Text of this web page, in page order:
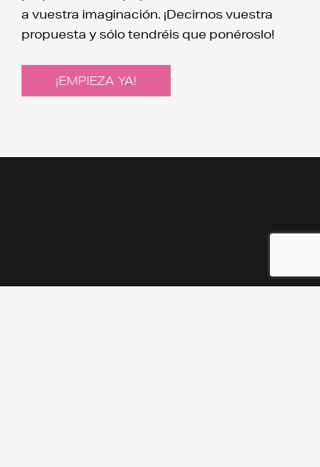
a vuestra imaginación. ¡Decirnos vuestra
propuesta y sólo tendréis que ponéroslo!
¡EMPIEZA YA!